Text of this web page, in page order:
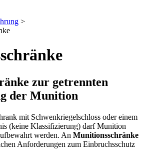
>
zur getrennten
der Munition
mit Schwenkriegelschloss oder einem
(keine Klassifizierung) darf Munition
werden. An Munitionsschränke
Anforderungen zum Einbruchsschutz